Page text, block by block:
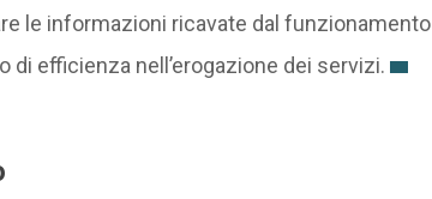
le informazioni ricavate dal funzionamento
di efficienza nell’erogazione dei servizi.